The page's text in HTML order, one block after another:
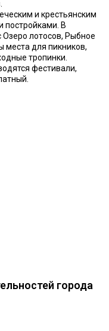
и крестьянским
постройками. В
лотосов, Рыбное
места для пикников,
тропинки.
фестивали,
города